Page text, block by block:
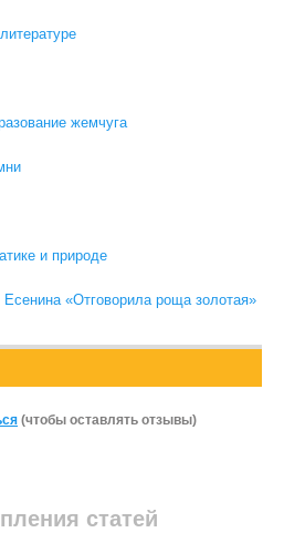
жемчуга
и природе
«Отговорила роща золотая»
(чтобы оставлять отзывы)
статей